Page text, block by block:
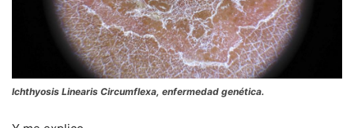
Ichthyosis Linearis Circumflexa, enfermedad genética.